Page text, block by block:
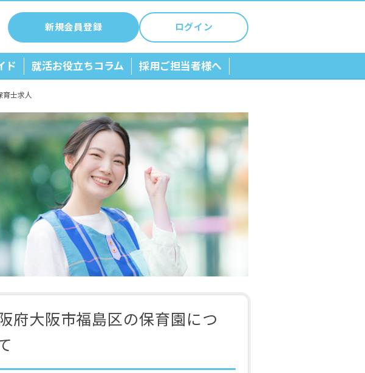
新規会員登録 ログイン
ド 就活お役立ちコラム 採用ご担当者様へ
育士求人
府大阪市福島区の保育園につ